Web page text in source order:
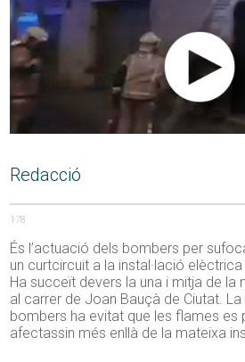
Redacció
178
És l’actuació dels bombers per
un curtcircuit a la instal·lació
Ha succeït devers la una i mitja de la
al carrer de Joan Bauçà de Ciutat.
bombers ha evitat que les flames es
afectassin més enllà de la mateixa